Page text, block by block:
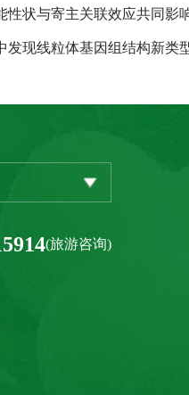
性状与寄主关联效应共同
发现线粒体基因组结构新类
(旅游咨询)